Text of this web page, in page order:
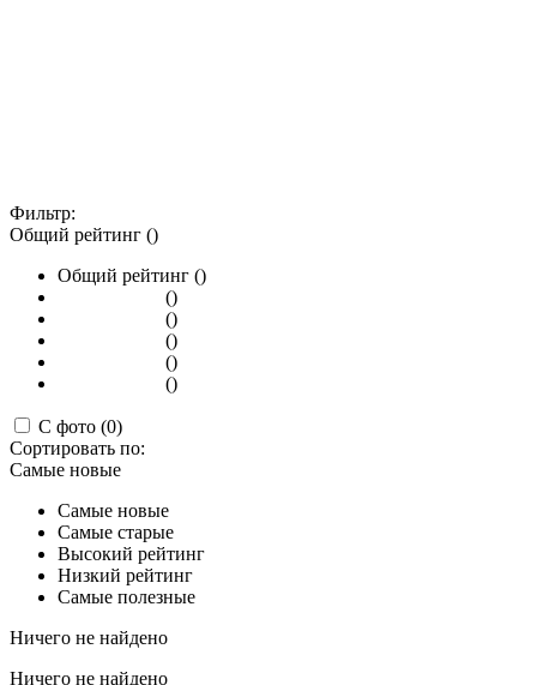
Фильтр:
Общий рейтинг ()
Общий рейтинг ()
()
()
()
()
()
С фото (0)
Сортировать по:
Самые новые
Самые новые
Самые старые
Высокий рейтинг
Низкий рейтинг
Самые полезные
Ничего не найдено
Ничего не найдено